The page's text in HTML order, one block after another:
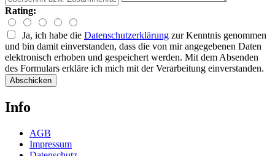
Rating:
Ja, ich habe die Datenschutzerklärung zur Kenntnis genommen
und bin damit einverstanden, dass die von mir angegebenen Daten
elektronisch erhoben und gespeichert werden. Mit dem Absenden
des Formulars erkläre ich mich mit der Verarbeitung einverstanden.
Abschicken
Info
AGB
Impressum